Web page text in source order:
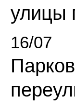
улицы
16/07